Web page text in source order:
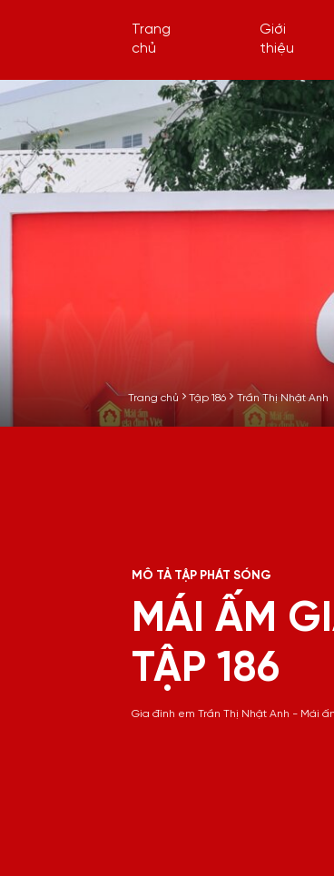
Trang
chủ
Giới
thiệu
Trang chủ Tập 186 Trần Thị Nhật Anh
MÔ TẢ TẬP PHÁT SÓNG
MÁI ẤM
TẬP 186
Gia đình em Trần Thị Nhật Anh - Mái